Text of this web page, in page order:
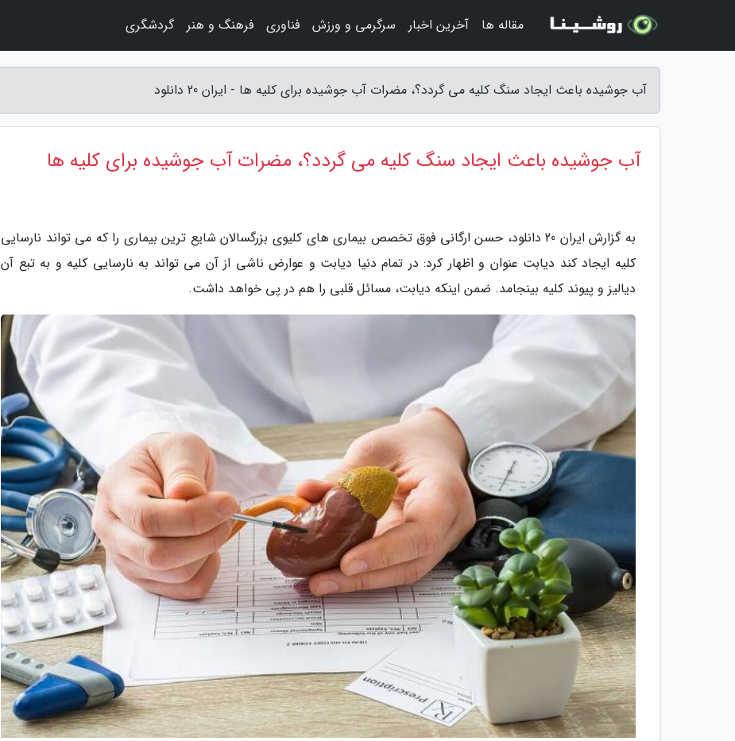
آب جوشیده باعث ایجاد سنگ کلیه می گردد؟، مضرات آب جوشیده برای کلیه ها - ایران 20 دانلود
آب جوشیده باعث ایجاد سنگ کلیه می گردد؟، مضرات آب جوشیده برای کلیه ها
به گزارش ایران 20 دانلود، حسن ارگانی فوق تخصص بیماری های کلیوی بزرگسالان شایع ترین بیماری را که می تواند نارسایی
کلیه ایجاد کند دیابت عنوان و اظهار کرد: در تمام دنیا دیابت و عوارض ناشی از آن می تواند به نارسایی کلیه و به تبع آن
دیالیز و پیوند کلیه بینجامد. ضمن اینکه دیابت، مسائل قلبی را هم در پی خواهد داشت.
مقاله ها آخرین اخبار سرگرمی و ورزش فناوری فرهنگ و هنر گردشگری